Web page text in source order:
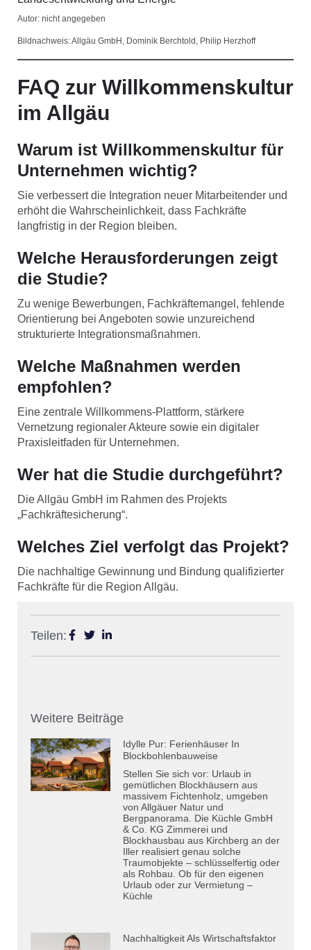
Autor: nicht angegeben
Bildnachweis: Allgäu GmbH, Dominik Berchtold, Philip Herzhoff
FAQ zur Willkommenskultur
im Allgäu
Warum ist Willkommenskultur für
Unternehmen wichtig?
Sie verbessert die Integration neuer Mitarbeitender und
erhöht die Wahrscheinlichkeit, dass Fachkräfte
langfristig in der Region bleiben.
Welche Herausforderungen zeigt
die Studie?
Zu wenige Bewerbungen, Fachkräftemangel, fehlende
Orientierung bei Angeboten sowie unzureichend
strukturierte Integrationsmaßnahmen.
Welche Maßnahmen werden
empfohlen?
Eine zentrale Willkommens-Plattform, stärkere
Vernetzung regionaler Akteure sowie ein digitaler
Praxisleitfaden für Unternehmen.
Wer hat die Studie durchgeführt?
Die Allgäu GmbH im Rahmen des Projekts
„Fachkräftesicherung“.
Welches Ziel verfolgt das Projekt?
Die nachhaltige Gewinnung und Bindung qualifizierter
Fachkräfte für die Region Allgäu.
Teilen:
Weitere Beiträge
Idylle Pur: Ferienhäuser In
Blockbohlenbauweise
Stellen Sie sich vor: Urlaub in
gemütlichen Blockhäusern aus
massivem Fichtenholz, umgeben
von Allgäuer Natur und
Bergpanorama. Die Küchle GmbH
& Co. KG Zimmerei und
Blockhausbau aus Kirchberg an der
Iller realisiert genau solche
Traumobjekte – schlüsselfertig oder
als Rohbau. Ob für den eigenen
Urlaub oder zur Vermietung –
Küchle
Nachhaltigkeit Als Wirtschaftsfaktor